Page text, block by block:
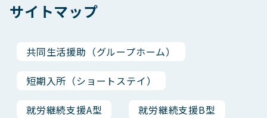
サイトマップ
共同生活援助（グループホーム）
短期入所（ショートステイ）
就労継続支援A型 就労継続支援B型